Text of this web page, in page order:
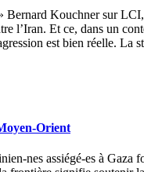
Kouchner sur
l’Iran. Et ce, dans un
est bien réelle. La
Orient
nes assiégé-es à